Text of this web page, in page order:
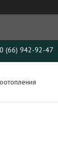
(66) 942-92-47